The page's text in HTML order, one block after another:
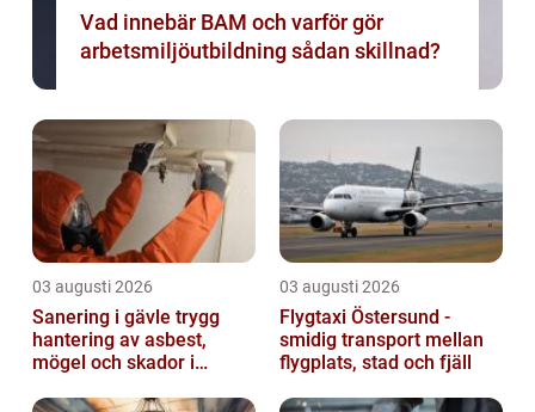
Vad innebär BAM och varför gör
arbetsmiljöutbildning sådan skillnad?
03 augusti 2026
Sanering i gävle trygg
hantering av asbest,
mögel och skador i
03 augusti 2026
Flygtaxi Östersund -
smidig transport mellan
flygplats, stad och fjäll